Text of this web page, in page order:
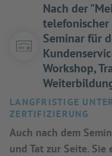
Nach der
Seminar für
Workshop,
LANGFRISTIGE
ZERTIFIZIERUNG
Auch nach dem
und Tat zur Seite.